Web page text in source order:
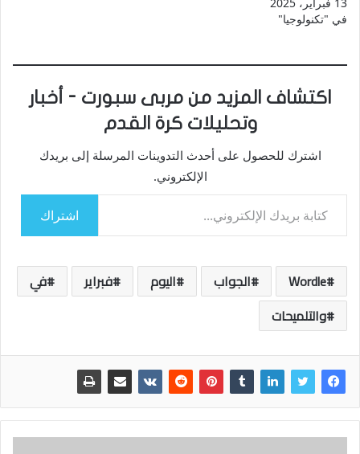
في "تكنولوجيا"
اكتشاف المزيد من مربى سبورت - أخبار
وتحليلات كرة القدم
اشترك للحصول على أحدث التدوينات المرسلة إلى بريدك
الإلكتروني.
كتابة بريدك الإلكتروني...
اشتراك
Wordle الجواب اليوم فبراير
في
والتلميحات